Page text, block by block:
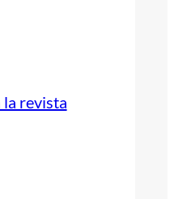
revista